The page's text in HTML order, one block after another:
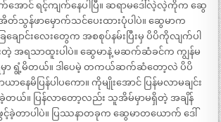
ောင် ရင့်ကျက်နေပါပြီ။ ဆရာမဒေါ်လဲ့လဲ့ကိုက ဆွေ
အိတ်သွန်ဖာမှောက်သင်ပေးထားပုံပါပဲ။ ဆွေမာက
ေချောင်းလေးတွေက အစစုပ်နမ်းပြီးမှ ပိပိကိုလျက်ပါ
အရသာထူးပါပဲ။ ဆွေမာနဲ့ မဆက်ဆံခင်က ကျွန်မ
ရမှာ ရွံ့မိတယ်။ ဒါပေမဲ့ တကယ်ဆက်ဆံတော့လဲ ပိပိ
နေမိပြန်ပါပကော။ ကိုမျိုးအောင် ပြန်မလာမချင်း
ယ်။ ပြန်လာတော့လည်း သူအိမ်မှာမရှိတဲ့ အချိန်
င့်ခဲ့တာပါပဲ။ ပြဿနာတခုက ဆွေမာတယောက် ဒေါ်